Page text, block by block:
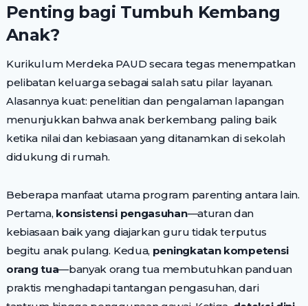
Penting bagi Tumbuh Kembang
Anak?
Kurikulum Merdeka PAUD secara tegas menempatkan
pelibatan keluarga sebagai salah satu pilar layanan.
Alasannya kuat: penelitian dan pengalaman lapangan
menunjukkan bahwa anak berkembang paling baik
ketika nilai dan kebiasaan yang ditanamkan di sekolah
didukung di rumah.
Beberapa manfaat utama program parenting antara lain.
Pertama, konsistensi pengasuhan—aturan dan
kebiasaan baik yang diajarkan guru tidak terputus
begitu anak pulang. Kedua, peningkatan kompetensi
orang tua—banyak orang tua membutuhkan panduan
praktis menghadapi tantangan pengasuhan, dari